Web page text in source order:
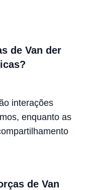
de Van der
interações
enquanto as
de Van